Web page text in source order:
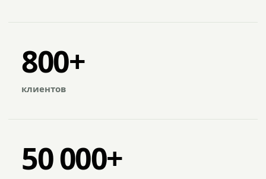
800+
клиентов
50 000+